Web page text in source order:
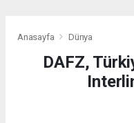
Anasayfa Dünya
DAFZ,